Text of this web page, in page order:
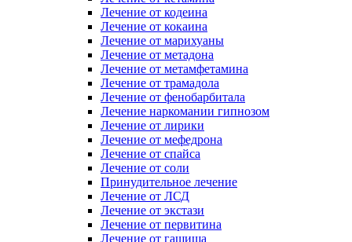
Лечение от кодеина
Лечение от кокаина
Лечение от марихуаны
Лечение от метадона
Лечение от метамфетамина
Лечение от трамадола
Лечение от фенобарбитала
Лечение наркомании гипнозом
Лечение от лирики
Лечение от мефедрона
Лечение от спайса
Лечение от соли
Принудительное лечение
Лечение от ЛСД
Лечение от экстази
Лечение от первитина
Лечение от гашиша